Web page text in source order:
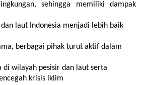
sehingga memiliki dampak
laut Indonesia menjadi lebih baik
berbagai pihak turut aktif dalam
krisis iklim